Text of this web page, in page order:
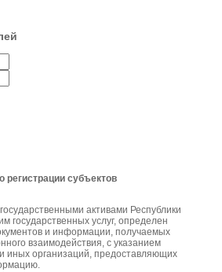
субъектов
активами Республики
государственных услуг, определен
и информации, получаемых
взаимодействия, с указанием
иных организаций, предоставляющих